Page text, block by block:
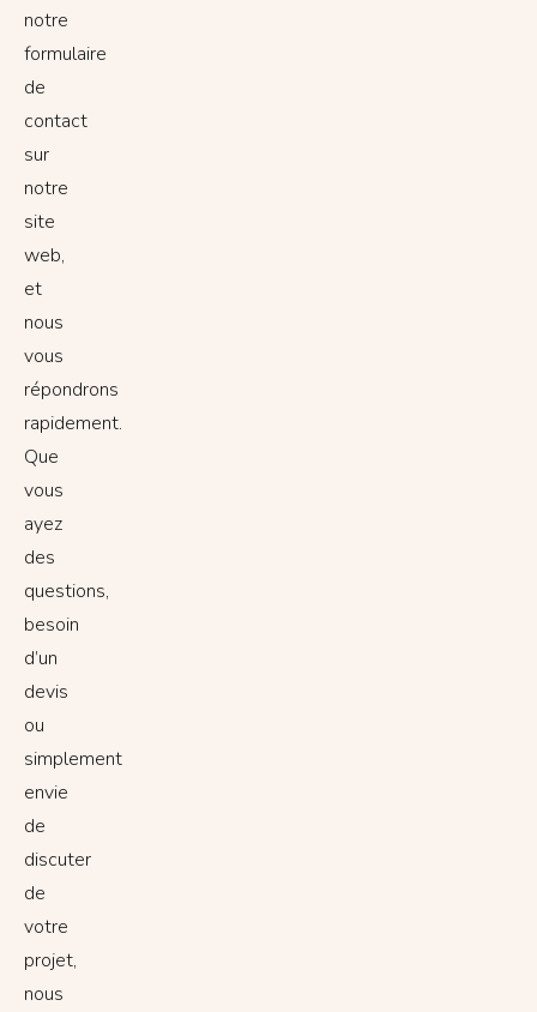
notre
formulaire
de
contact
sur
notre
site
web,
et
nous
vous
répondrons
rapidement.
Que
vous
ayez
des
questions,
besoin
d’un
devis
ou
simplement
envie
de
discuter
de
votre
projet,
nous